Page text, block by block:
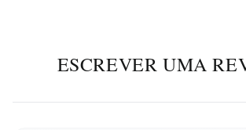
ESCREVER UMA